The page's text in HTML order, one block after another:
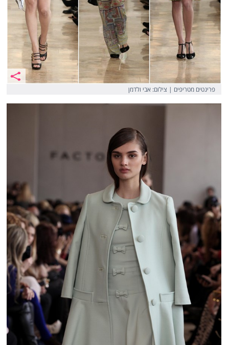
פרינטים מטריפים | צילום: אבי ולדמן